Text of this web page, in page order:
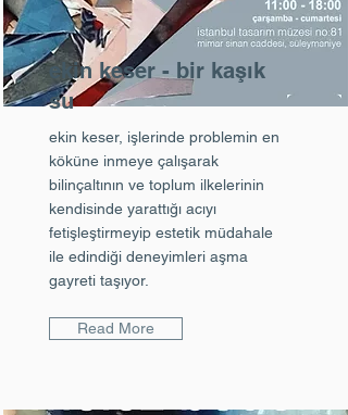
ekin keser - bir kaşık
su
ekin keser, işlerinde problemin en
köküne inmeye çalışarak
bilinçaltının ve toplum ilkelerinin
kendisinde yarattığı acıyı
fetişleştirmeyip estetik müdahale
ile edindiği deneyimleri aşma
gayreti taşıyor.
Read More